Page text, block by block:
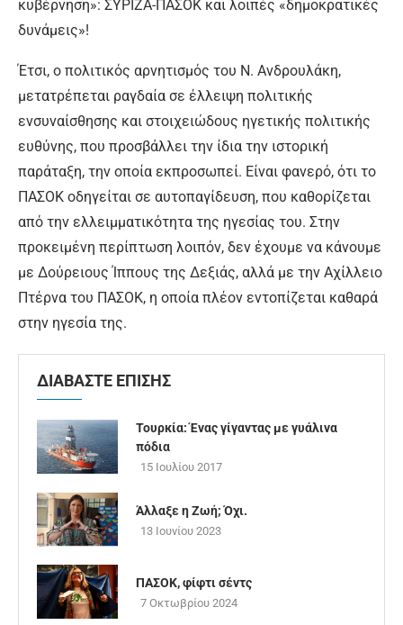
κυβέρνηση»: ΣΥΡΙΖΑ-ΠΑΣΟΚ και λοιπές «δημοκρατικές
δυνάμεις»!
Έτσι, ο πολιτικός αρνητισμός του Ν. Ανδρουλάκη,
μετατρέπεται ραγδαία σε έλλειψη πολιτικής
ενσυναίσθησης και στοιχειώδους ηγετικής πολιτικής
ευθύνης, που προσβάλλει την ίδια την ιστορική
παράταξη, την οποία εκπροσωπεί. Είναι φανερό, ότι το
ΠΑΣΟΚ οδηγείται σε αυτοπαγίδευση, που καθορίζεται
από την ελλειμματικότητα της ηγεσίας του. Στην
προκειμένη περίπτωση λοιπόν, δεν έχουμε να κάνουμε
με Δούρειους Ίππους της Δεξιάς, αλλά με την Αχίλλειο
Πτέρνα του ΠΑΣΟΚ, η οποία πλέον εντοπίζεται καθαρά
στην ηγεσία της.
ΔΙΑΒΑΣΤΕ ΕΠΙΣΗΣ
Τουρκία: Ένας γίγαντας με γυάλινα
πόδια
15 Ιουλίου 2017
Άλλαξε η Ζωή; Όχι.
13 Ιουνίου 2023
ΠΑΣΟΚ, φίφτι σέντς
7 Οκτωβρίου 2024